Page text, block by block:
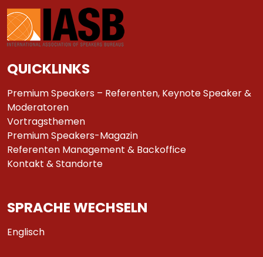
QUICKLINKS
Premium Speakers – Referenten, Keynote Speaker &
Moderatoren
Vortragsthemen
Premium Speakers-Magazin
Referenten Management & Backoffice
Kontakt & Standorte
SPRACHE WECHSELN
Englisch